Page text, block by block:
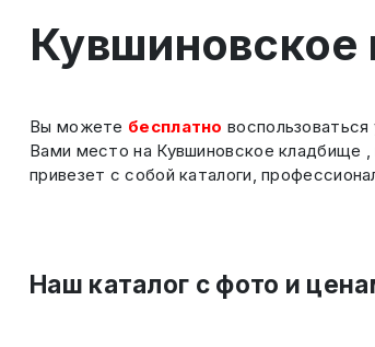
Кувшиновское
Вы можете бесплатно
Вами место на Кувшиновское кладбище
привезет с собой каталоги,
Наш каталог c фото и